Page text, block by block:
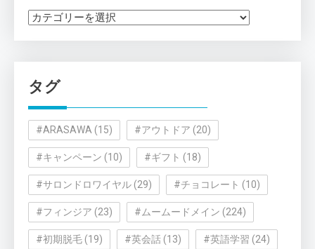
カ
ー
タグ
#ARASAWA (15) #アウトドア (20)
#キャンペーン (10) #ギフト (18)
#サロンドロワイヤル (29) #チョコレート (10)
#フィンジア (23) #ムームードメイン (224)
#初期脱毛 (19) #英会話 (13) #英語学習 (24)